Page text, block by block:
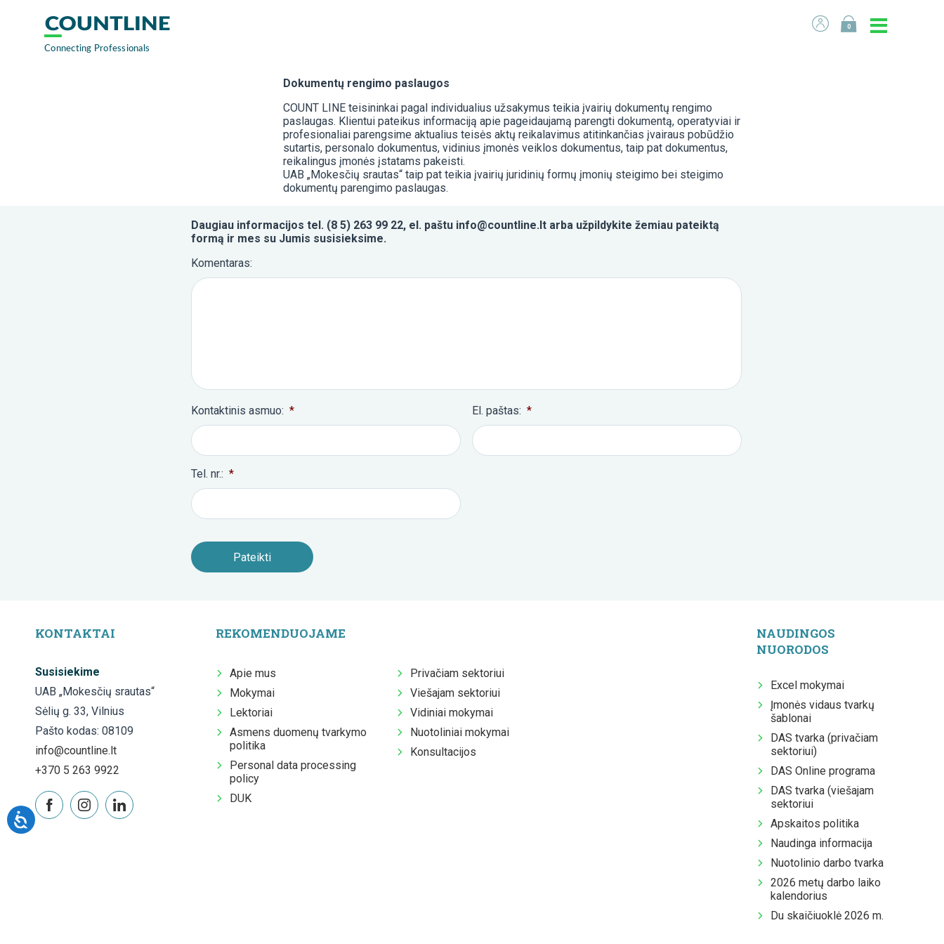
0
Dokumentų rengimo paslaugos
COUNT LINE teisininkai pagal individualius užsakymus teikia įvairių dokumentų rengimo
paslaugas. Klientui pateikus informaciją apie pageidaujamą parengti dokumentą, operatyviai ir
profesionaliai parengsime aktualius teisės aktų reikalavimus atitinkančias įvairaus pobūdžio
sutartis, personalo dokumentus, vidinius įmonės veiklos dokumentus, taip pat dokumentus,
reikalingus įmonės įstatams pakeisti.
UAB „Mokesčių srautas“ taip pat teikia įvairių juridinių formų įmonių steigimo bei steigimo
dokumentų parengimo paslaugas.
Daugiau informacijos tel. (8 5) 263 99 22, el. paštu info@countline.lt arba užpildykite žemiau pateiktą
formą ir mes su Jumis susisieksime.
Komentaras:
Kontaktinis asmuo: * El. paštas: *
Tel. nr.: *
KONTAKTAI
Susisiekime
UAB „Mokesčių srautas“
Sėlių g. 33, Vilnius
Pašto kodas: 08109
info@countline.lt
+370 5 263 9922
REKOMENDUOJAME
Apie mus
Mokymai
Lektoriai
Asmens duomenų tvarkymo
politika
Personal data processing
policy
DUK
Privačiam sektoriui
Viešajam sektoriui
Vidiniai mokymai
Nuotoliniai mokymai
Konsultacijos
NAUDINGOS
NUORODOS
Excel mokymai
Įmonės vidaus tvarkų
šablonai
DAS tvarka (privačiam
sektoriui)
DAS Online programa
DAS tvarka (viešajam
sektoriui
Apskaitos politika
Naudinga informacija
Nuotolinio darbo tvarka
2026 metų darbo laiko
kalendorius
Du skaičiuoklė 2026 m.